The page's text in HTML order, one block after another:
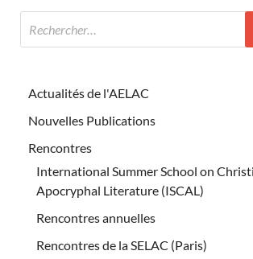
Actualités de l'AELAC
Nouvelles Publications
Rencontres
International Summer School on
Apocryphal Literature (ISCAL)
Rencontres annuelles
Rencontres de la SELAC (Paris)